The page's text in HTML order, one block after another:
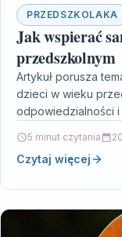
PRZEDSZKOLAKA
Jak wspierać
przedszkolnym
Artykuł porusza
dzieci w wieku
odpowiedzialności i
5 minut czytania
Czytaj więcej